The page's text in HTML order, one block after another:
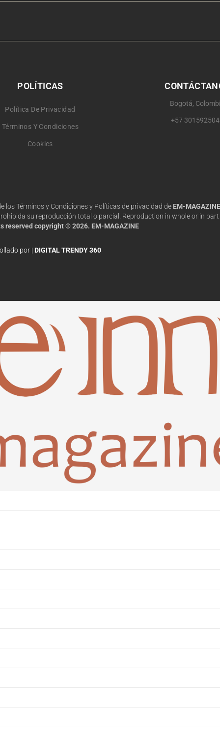
POLÍTICAS
Política De Privacidad
Términos Y Condiciones
Cookies
Bogotá,
+57
los Términos y Condiciones y Políticas de privacidad de EM-MAGAZINE
su reproducción total o parcial. Reproduction in whole or in part
reserved copyright © 2026. EM-MAGAZINE
por | DIGITAL TRENDY 360